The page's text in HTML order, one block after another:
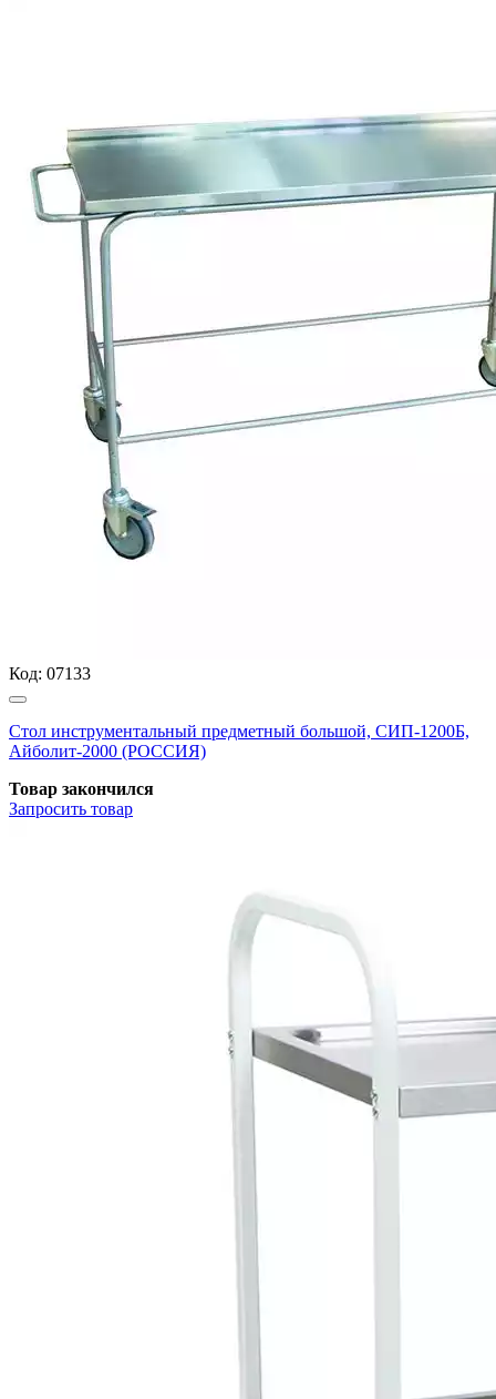
Код: 07133
Стол инструментальный предметный большой, СИП-1200Б,
Айболит-2000 (РОССИЯ)
Товар закончился
Запросить товар